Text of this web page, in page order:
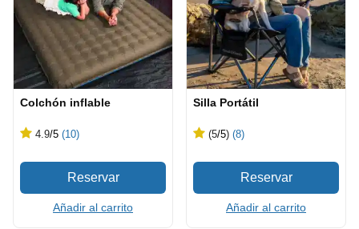
Colchón inflable
4.9/5 (10)
Añadir al carrito
Silla Portátil
(5/5) (8)
Añadir al carrito